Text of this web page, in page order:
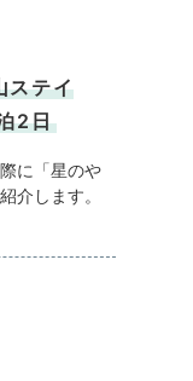
ステイ
2日
に「星のや
介します。